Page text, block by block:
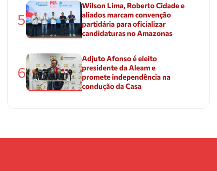
5
Wilson Lima, Roberto Cidade e
aliados marcam convenção
partidária para oficializar
candidaturas no Amazonas
6
Adjuto Afonso é eleito
presidente da Aleam e
promete independência na
condução da Casa